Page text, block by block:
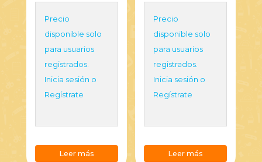
Precio
disponible solo
para usuarios
registrados.
Inicia sesión o
Regístrate
Leer más
Precio
disponible solo
para usuarios
registrados.
Inicia sesión o
Regístrate
Leer más